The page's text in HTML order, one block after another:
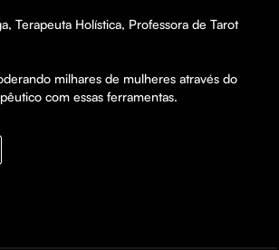
Terapeuta Holística, Professora de Tarot
milhares de mulheres através do
com essas ferramentas.